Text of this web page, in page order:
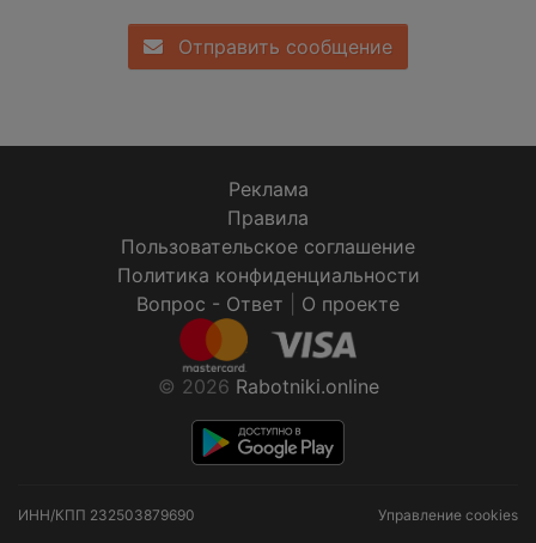
Отправить сообщение
Реклама
Правила
Пользовательское соглашение
Политика конфиденциальности
Вопрос - Ответ
О проекте
© 2026 Rabotniki.online
ИНН/КПП 232503879690 Управление cookies